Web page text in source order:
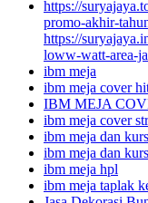
https://
promo-akhir-
https://
loww-watt-area-
ibm meja
ibm meja cover
IBM MEJA
ibm meja cover
ibm meja dan
ibm meja dan
ibm meja hpl
ibm meja taplak